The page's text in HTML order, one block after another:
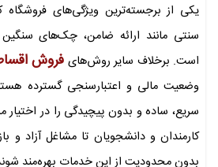
یکی از برجسته‌ترین ویژگی‌های
سنتی مانند ارائه ضامن، چک‌های
است. برخلاف سایر روش‌های فروش
وضعیت مالی و اعتبارسنجی گسترده
سریع، ساده و بدون پیچیدگی را در اختیار
کارمندان و دانشجویان تا مشاغل آزاد و
بدون محدودیت از این خدمات بهره‌مند